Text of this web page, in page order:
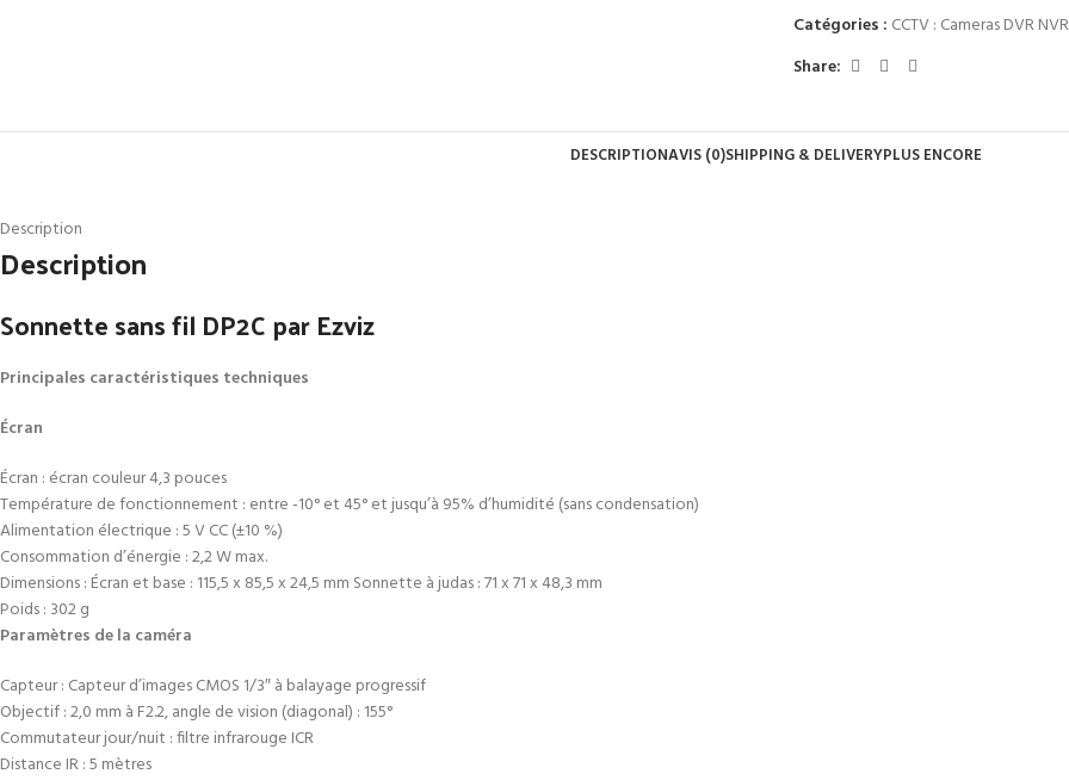
Catégories : CCTV : Cameras DVR NVR
Share:
DESCRIPTIONAVIS (0)SHIPPING & DELIVERYPLUS ENCORE
Description
Description
Sonnette sans fil DP2C par Ezviz
Principales caractéristiques techniques
Écran
Écran : écran couleur 4,3 pouces
Température de fonctionnement : entre -10° et 45° et jusqu’à 95% d’humidité (sans condensation)
Alimentation électrique : 5 V CC (±10 %)
Consommation d’énergie : 2,2 W max.
Dimensions : Écran et base : 115,5 x 85,5 x 24,5 mm Sonnette à judas : 71 x 71 x 48,3 mm
Poids : 302 g
Paramètres de la caméra
Capteur : Capteur d’images CMOS 1/3″ à balayage progressif
Objectif : 2,0 mm à F2.2, angle de vision (diagonal) : 155°
Commutateur jour/nuit : filtre infrarouge ICR
Distance IR : 5 mètres